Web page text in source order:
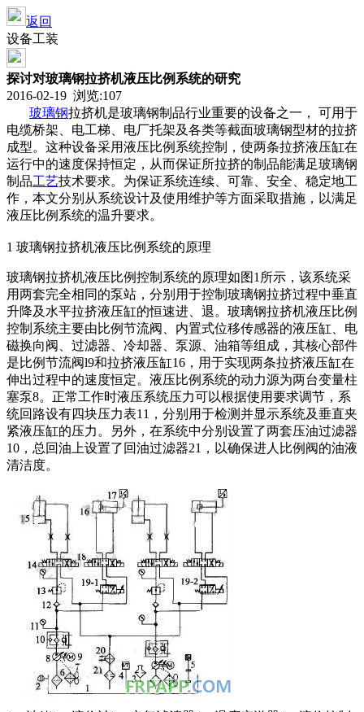
返回
设备工装
探讨对玻璃钢拉挤机液压比例系统的研究
2016-02-19 浏览:107
玻璃钢拉挤机是玻璃钢制品行业重要的设备之一， 可用于
电缆桥架、电工梯、电厂托架及各类等截面玻璃钢型材的拉挤
成型。这种设备采用液压比例系统控制，使两条拉挤液压缸在
运行中的速度保持恒定，从而保证所拉挤的制品能满足玻璃钢
制品工艺技术要求。为保证系统连续、可靠、安全、稳定地工
作，本文分别从系统设计及使用维护等方面采取措施，以满足
液压比例系统的温升要求。
1 玻璃钢拉挤机液压比例系统的原理
玻璃钢拉挤机液压比例控制系统的原理如图1所示，该系统采
用两套完全相同的泵站，分别用于控制玻璃钢拉挤过程中垂直
升降及水平拉挤液压缸的恒速进、退。玻璃钢拉挤机液压比例
控制系统主要由比例节流阀、内置式位移传感器的液压缸、电
磁换向阀、过滤器、冷却器、泵源、油箱等组成，其核心部件
是比例节流阀l9和拉挤液压缸16，用于实现两条拉挤液压缸在
伸出过程中的速度恒定。液压比例系统的动力源为两台变量柱
塞泵8。正常工作时液压系统压力可以根据使用要求调节，系
统回路设有四块压力表11，分别用于检测并显示系统及垂直夹
紧液压缸的压力。另外，在系统中分别设置了两套压油过滤器
10，总回油上设置了回油过滤器21，以确保进人比例阀的油液
清洁度。